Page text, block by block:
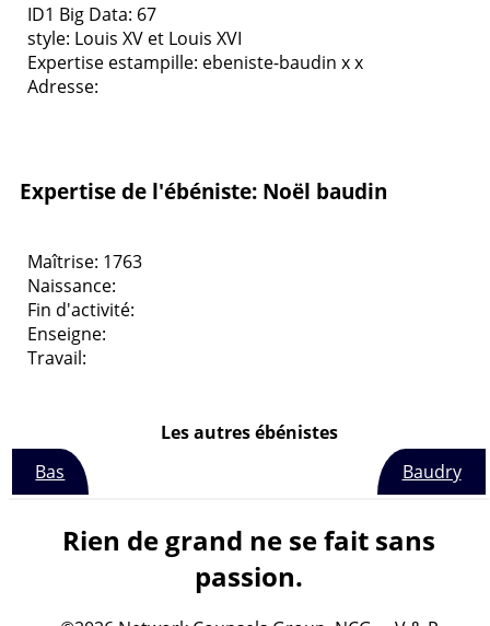
ID1 Big Data: 67
style: Louis XV et Louis XVI
Expertise estampille: ebeniste-baudin x x
Adresse:
Expertise de l'ébéniste: Noël baudin
Maîtrise: 1763
Naissance:
Fin d'activité:
Enseigne:
Travail:
Les autres ébénistes
Bas
Baudry
Rien de grand ne se fait sans
passion.